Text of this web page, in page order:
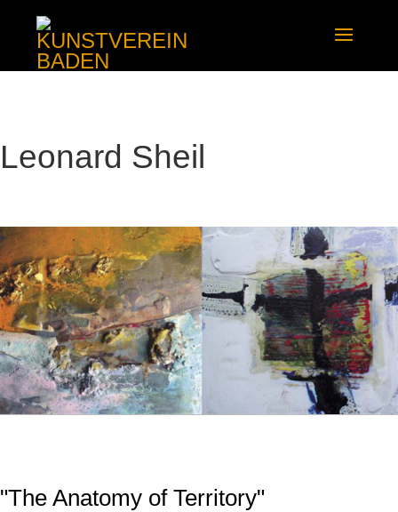
Leonard Sheil
"The Anatomy of Territory"